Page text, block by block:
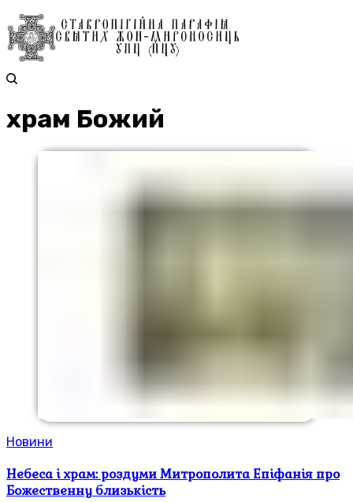
храм Божий
Новини
Небеса і храм: роздуми Митрополита Епіфанія про
Божественну близькість